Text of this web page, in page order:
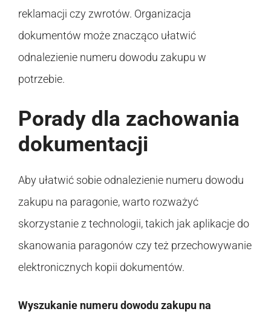
reklamacji czy zwrotów. Organizacja
dokumentów może znacząco ułatwić
odnalezienie numeru dowodu zakupu w
potrzebie.
Porady dla zachowania
dokumentacji
Aby ułatwić sobie odnalezienie numeru dowodu
zakupu na paragonie, warto rozważyć
skorzystanie z technologii, takich jak aplikacje do
skanowania paragonów czy też przechowywanie
elektronicznych kopii dokumentów.
Wyszukanie numeru dowodu zakupu na